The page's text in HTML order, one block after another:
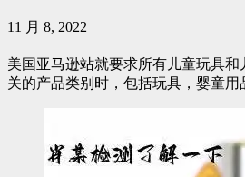
11 月 8, 2022
美国亚马逊站就要求所有儿童玩具和
关的产品类别时，包括玩具，婴童用